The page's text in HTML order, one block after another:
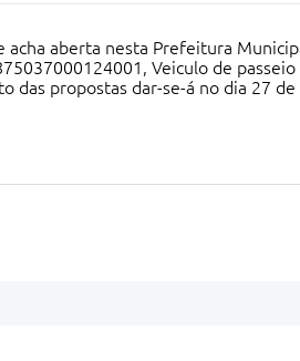
aberta nesta Prefeitura
Veiculo de
das propostas dar-se-á no dia 27